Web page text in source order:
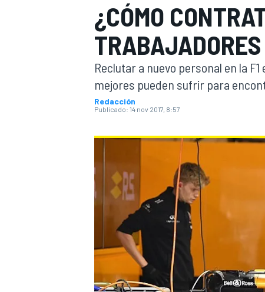
¿CÓMO
Reclutar a nuevo personal en la
mejores pueden sufrir para
Redacción
Publicado: 14 nov 2017, 8:57